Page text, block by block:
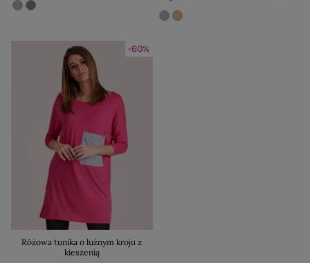
-60%
Różowa tunika o luźnym kroju z
kieszenią